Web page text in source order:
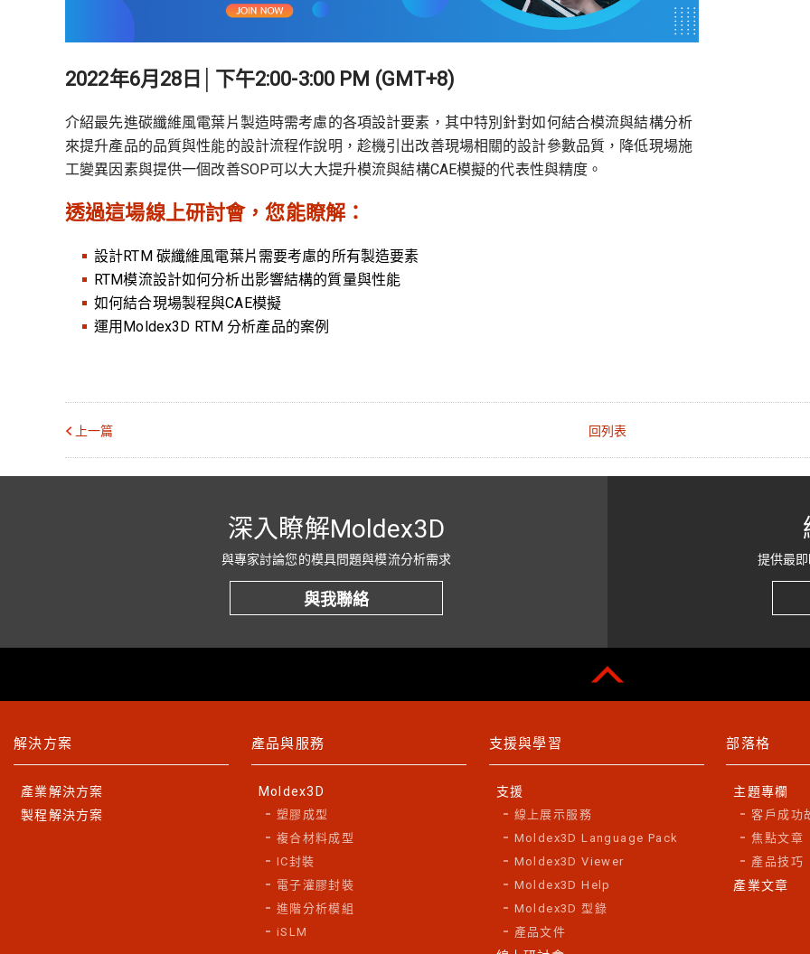
2022年6月28日│下午2:00-3:00 PM (GMT+8)
介紹最先進碳纖維風電葉片製造時需考慮的各項設計要素，其中特別針對如何結合模流與結構分析
來提升產品的品質與性能的設計流程作說明，趁機引出改善現場相關的設計參數品質，降低現場施
工變異因素與提供一個改善SOP可以大大提升模流與結構CAE模擬的代表性與精度。
透過這場線上研討會，您能瞭解：
設計RTM 碳纖維風電葉片需要考慮的所有製造要素
RTM模流設計如何分析出影響結構的質量與性能
如何結合現場製程與CAE模擬
運用Moldex3D RTM 分析產品的案例
上一篇 回列表
深入瞭解Moldex3D
與專家討論您的模具問題與模流分析需求
與我聯絡
提供最
解決方案
產業解決方案
製程解決方案
產品與服務
Moldex3D
塑膠成型
複合材料成型
IC封裝
電子灌膠封裝
進階分析模組
iSLM
支援與學習
支援
線上展示服務
Moldex3D Language Pack
Moldex3D Viewer
Moldex3D Help
Moldex3D 型錄
產品文件
部落格
主題專欄
客戶成功
焦點文章
產品技巧
產業文章